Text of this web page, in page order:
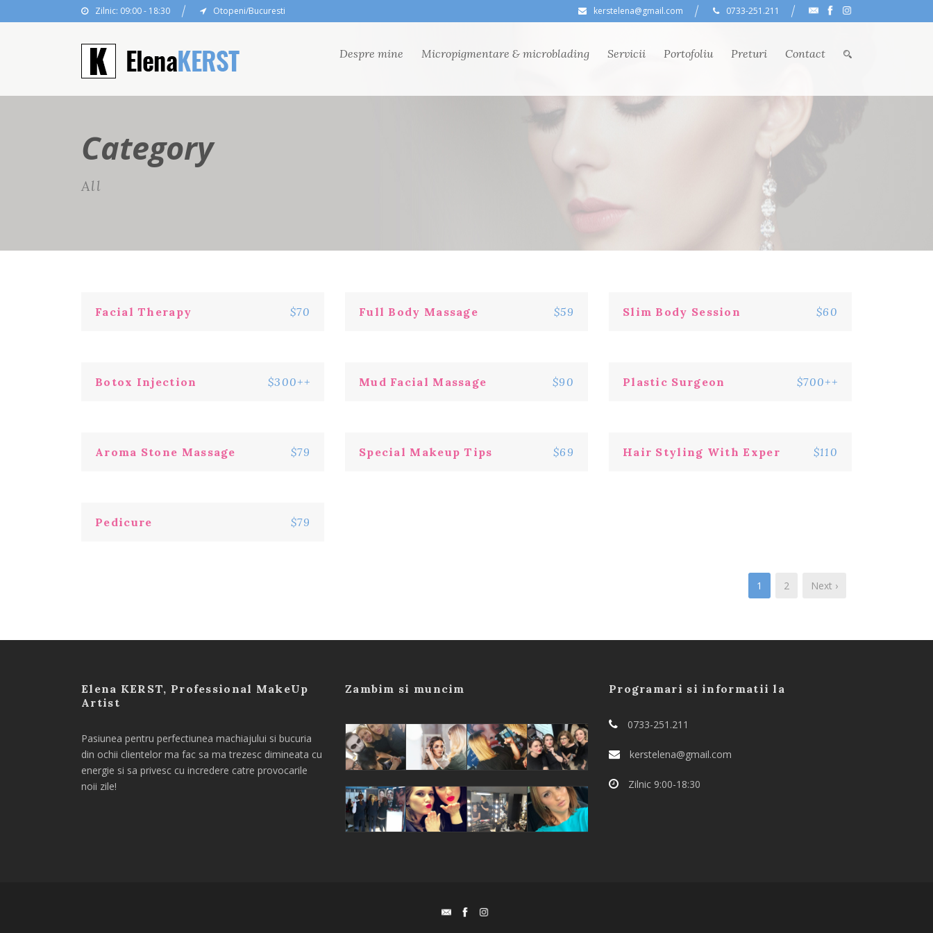
Zilnic: 09:00 - 18:30 Otopeni/Bucuresti kerstelena@gmail.com 0733-251.211
Despre mine Micropigmentare & microblading Servicii Portofoliu Preturi Contact
Category
All
Facial Therapy $70 Full Body Massage $59 Slim Body Session $60
Botox Injection $300++ Mud Facial Massage $90 Plastic Surgeon $700++
Aroma Stone Massage $79 Special Makeup Tips $69 Hair Styling With Exper $110
Pedicure $79
1 2 Next ›
Elena KERST, Professional MakeUp
Artist
Pasiunea pentru perfectiunea machiajului si bucuria
din ochii clientelor ma fac sa ma trezesc dimineata cu
energie si sa privesc cu incredere catre provocarile
noii zile!
Zambim si muncim Programari si informatii la
0733-251.211
kerstelena@gmail.com
Zilnic 9:00-18:30